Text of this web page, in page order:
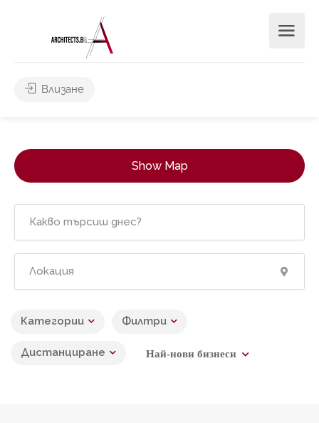
Влизане
Show Map
Категории Филтри
Дистанциране Най-нови бизнеси